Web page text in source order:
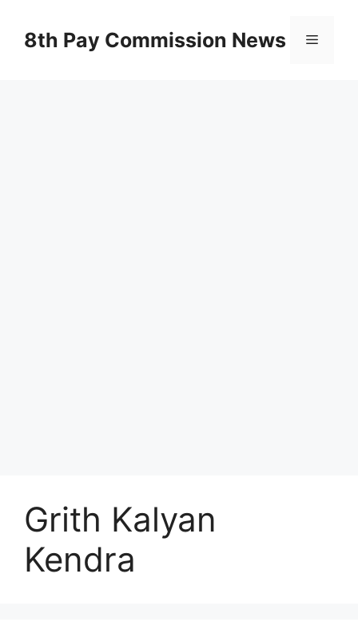
content8th Pay Commission News Menu
Grith Kalyan
Kendra